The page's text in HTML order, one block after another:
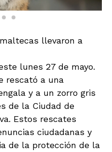
llevaron a
lunes 27 de mayo.
rescató a una
y a un zorro gris
de la Ciudad de
Estos rescates
ciudadanas y
de la protección de la